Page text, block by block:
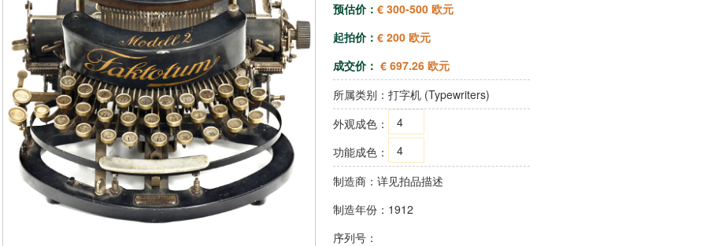
预估价： € 300-500 欧元
起拍价： € 200 欧元
成交价： € 697.26 欧元
所属类别： 打字机 (Typewriters)
外观成色：
4
功能成色：
4
制造商：详见拍品描述
制造年份：1912
序列号：